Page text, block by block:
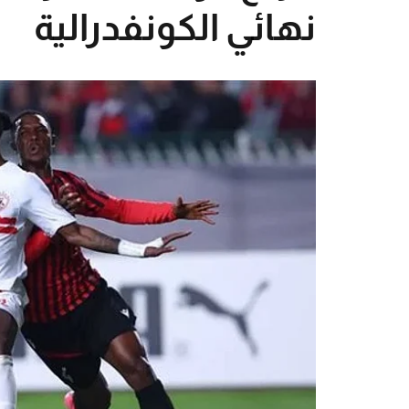
نهائي الكونفدرالية